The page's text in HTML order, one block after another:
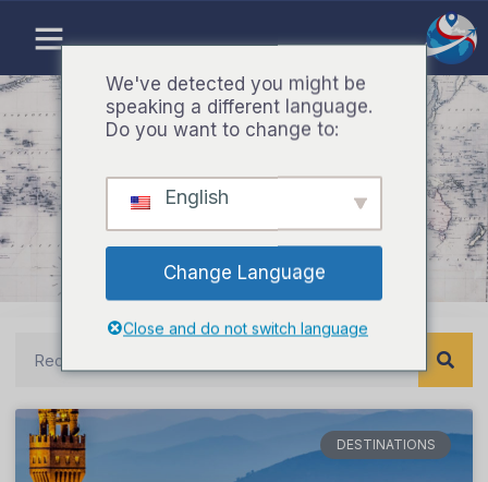
contenu
Destinations
DESTINATIONS
We've detected you might be
speaking a different language.
Do you want to change to:
English
Change Language
Close and do not switch language